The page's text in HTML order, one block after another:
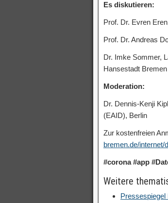
Es diskutieren:
Prof. Dr. Evren
Prof. Dr. Andreas
Dr. Imke Sommer,
Hansestadt Bremen
Moderation:
Dr. Dennis-Kenji
(EAID), Berlin
Zur kostenfreien
bremen.de/
#corona #app
Weitere